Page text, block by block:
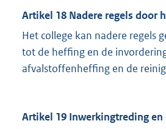
Artikel 18 Nadere regels door
Het college kan nadere regels
tot de heffing en de
afvalstoffenheffing en de
Artikel 19 Inwerkingtreding